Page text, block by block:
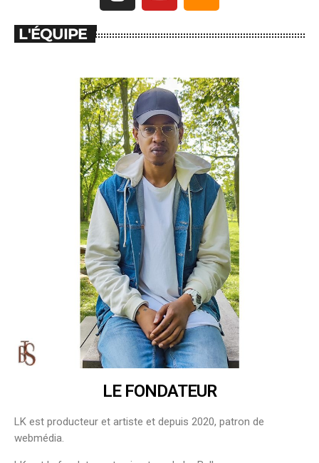
L'ÉQUIPE
LE FONDATEUR
LK est producteur et artiste et depuis 2020, patron de
webmédia.